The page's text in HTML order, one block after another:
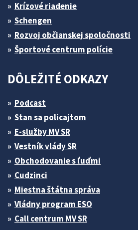
Krízové riadenie
Schengen
Rozvoj občianskej spoločnosti
Športové centrum polície
DÔLEŽITÉ ODKAZY
Podcast
Stan sa policajtom
E-služby MV SR
Vestník vlády SR
Obchodovanie s ľuďmi
Cudzinci
Miestna štátna správa
Vládny program ESO
Call centrum MV SR